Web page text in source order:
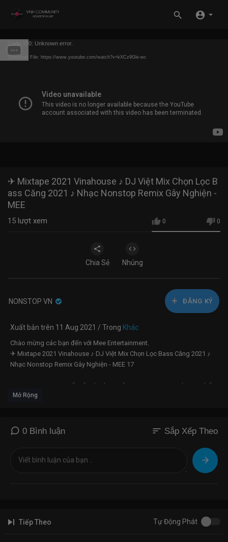
Code 150: Unknown error.
Download File: https://www.youtube.com/watch?v=kXCz9Gle-wc
✈ Mixtape 2021 Vinahouse ♪ DJ Việt Mix Chọn Lọc B
ass Căng 2021 ♪ Nhạc Nonstop Remix Gây Nghiện -
MEE
0 0
15 lượt xem
Chia Sẻ Nhúng
NONSTOP VN ĐĂNG KÝ
Xuất bản trên 11 Aug 2021 / Trong Khác
Chào mừng các bạn đến với Mee Entertainment.
✈ Mixtape 2021 Vinahouse ♪ DJ Việt Mix Chọn Lọc Bass Căng 2021 ♪
Nhạc Nonstop Remix Gây Nghiện - MEE 17
DJ NONSTOP 2021 Bất Hủ | Lk Nhạc Trẻ DJ Remix Cực Mạnh Hay Nhất
2021 ♪ VINAHOUSE NONSTOP DJ Hót 2021
► Đăng Kí Theo Dõi Youtube Mee Entertainment tại:
https://www.facebook.com/MeeMusic.page
-
Mở Rộng
0 Bình luận sort Sắp Xếp Theo
Tiếp Theo Tự Động Phát